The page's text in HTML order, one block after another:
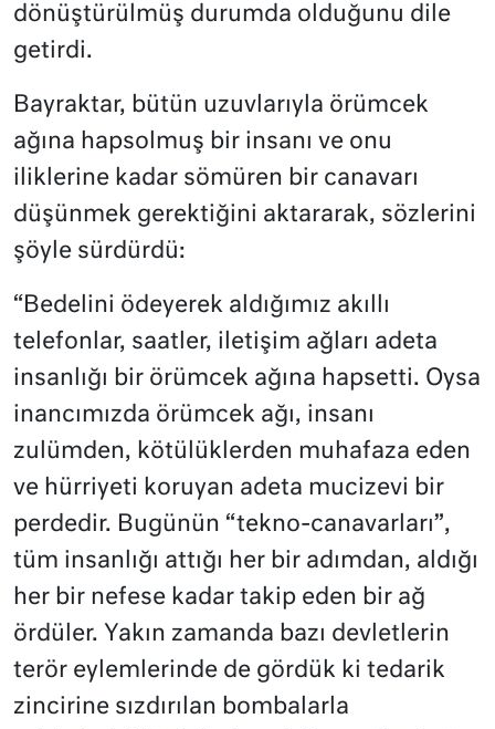
dönüştürülmüş durumda olduğunu dile
getirdi.
Bayraktar, bütün uzuvlarıyla örümcek
ağına hapsolmuş bir insanı ve onu
iliklerine kadar sömüren bir canavarı
düşünmek gerektiğini aktararak, sözlerini
şöyle sürdürdü:
“Bedelini ödeyerek aldığımız akıllı
telefonlar, saatler, iletişim ağları adeta
insanlığı bir örümcek ağına hapsetti. Oysa
inancımızda örümcek ağı, insanı
zulümden, kötülüklerden muhafaza eden
ve hürriyeti koruyan adeta mucizevi bir
perdedir. Bugünün “tekno-canavarları”,
tüm insanlığı attığı her bir adımdan, aldığı
her bir nefese kadar takip eden bir ağ
ördüler. Yakın zamanda bazı devletlerin
terör eylemlerinde de gördük ki tedarik
zincirine sızdırılan bombalarla